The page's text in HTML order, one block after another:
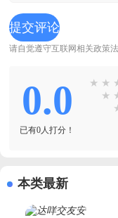
请自觉遵守互联网相关政策
0.0
已有0人打分！
★ ★
★
本类最新